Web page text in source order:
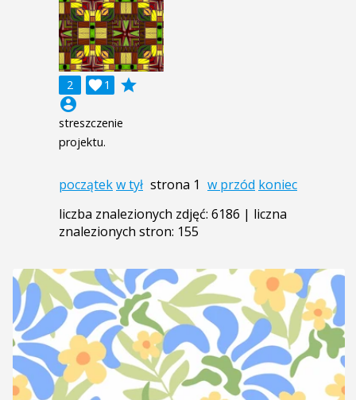
2 1

grade
account_circle
streszczenie
projektu.
początekw tył strona 1 w przód koniec
liczba znalezionych zdjęć: 6186 | liczna
znalezionych stron: 155